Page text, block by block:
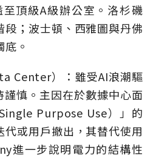
頂級A級辦公室。洛杉磯
；波士頓、西雅圖與丹佛
。
Center）：雖受AI浪潮驅
慎。主因在於數據中心面
Purpose Use）」的
或用戶撤出，其替代使用
進一步說明電力的結構性